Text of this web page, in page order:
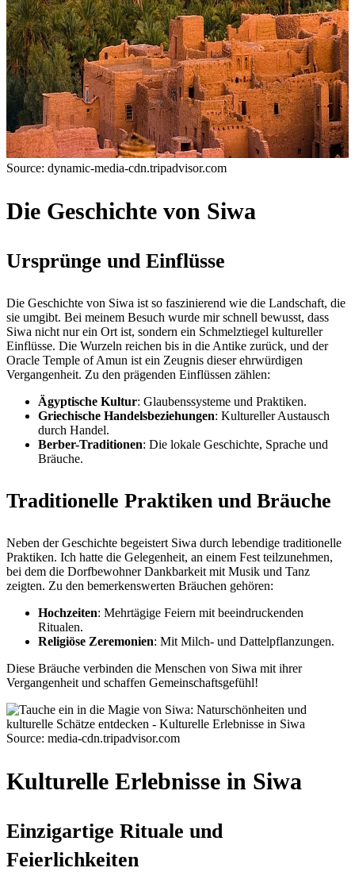
Source: dynamic-media-cdn.tripadvisor.com
Die Geschichte von Siwa
Ursprünge und Einflüsse
Die Geschichte von Siwa ist so faszinierend wie die Landschaft, die
sie umgibt. Bei meinem Besuch wurde mir schnell bewusst, dass
Siwa nicht nur ein Ort ist, sondern ein Schmelztiegel kultureller
Einflüsse. Die Wurzeln reichen bis in die Antike zurück, und der
Oracle Temple of Amun ist ein Zeugnis dieser ehrwürdigen
Vergangenheit. Zu den prägenden Einflüssen zählen:
Ägyptische Kultur: Glaubenssysteme und Praktiken.
Griechische Handelsbeziehungen: Kultureller Austausch
durch Handel.
Berber-Traditionen: Die lokale Geschichte, Sprache und
Bräuche.
Traditionelle Praktiken und Bräuche
Neben der Geschichte begeistert Siwa durch lebendige traditionelle
Praktiken. Ich hatte die Gelegenheit, an einem Fest teilzunehmen,
bei dem die Dorfbewohner Dankbarkeit mit Musik und Tanz
zeigten. Zu den bemerkenswerten Bräuchen gehören:
Hochzeiten: Mehrtägige Feiern mit beeindruckenden
Ritualen.
Religiöse Zeremonien: Mit Milch- und Dattelpflanzungen.
Diese Bräuche verbinden die Menschen von Siwa mit ihrer
Vergangenheit und schaffen Gemeinschaftsgefühl!
Source: media-cdn.tripadvisor.com
Kulturelle Erlebnisse in Siwa
Einzigartige Rituale und
Feierlichkeiten